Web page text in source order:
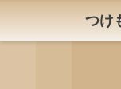
つけ